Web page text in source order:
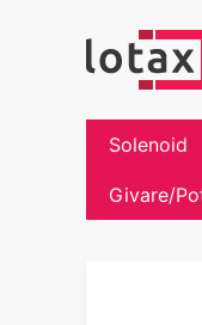
Solenoid
Givare/